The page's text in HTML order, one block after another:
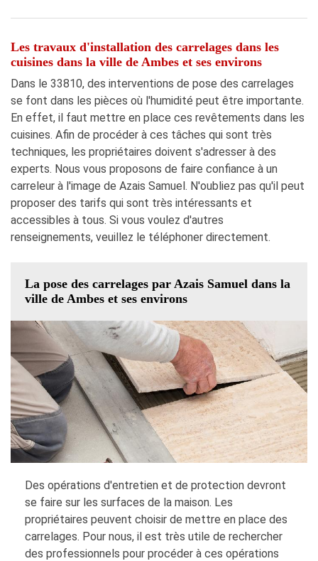
Les travaux d'installation des carrelages dans les
cuisines dans la ville de Ambes et ses environs
Dans le 33810, des interventions de pose des carrelages
se font dans les pièces où l'humidité peut être importante.
En effet, il faut mettre en place ces revêtements dans les
cuisines. Afin de procéder à ces tâches qui sont très
techniques, les propriétaires doivent s'adresser à des
experts. Nous vous proposons de faire confiance à un
carreleur à l'image de Azais Samuel. N'oubliez pas qu'il peut
proposer des tarifs qui sont très intéressants et
accessibles à tous. Si vous voulez d'autres
renseignements, veuillez le téléphoner directement.
La pose des carrelages par Azais Samuel dans la
ville de Ambes et ses environs
Des opérations d'entretien et de protection devront
se faire sur les surfaces de la maison. Les
propriétaires peuvent choisir de mettre en place des
carrelages. Pour nous, il est très utile de rechercher
des professionnels pour procéder à ces opérations